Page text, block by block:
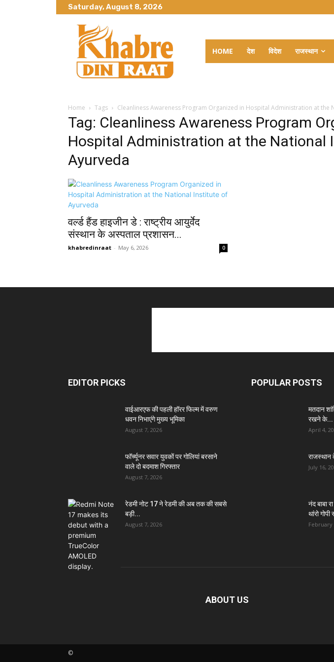
Saturday, August 8, 2026
HOME देश विदेश राजस्थान
Home Tags Cleanliness Awareness Program Organized in Hospital Administration at the
Tag: Cleanliness Awareness Program
Hospital Administration at the National
Ayurveda
वर्ल्ड हैंड हाइजीन डे : राष्ट्रीय आयुर्वेद
संस्थान के अस्पताल प्रशासन...
khabredinraat - May 6, 2026 0
EDITOR PICKS
वाईआरएफ की पहली हॉरर फिल्म में वरुण
धवन निभाएंगे मुख्य भूमिका
August 7, 2026
फॉर्च्यूनर सवार युवकों पर गोलियां बरसाने
वाले दो बदमाश गिरफ्तार
August 7, 2026
रेडमी नोट 17 ने रेडमी की अब तक की सबसे
बड़ी...
August 7, 2026
POPULAR POSTS
मतदान
रखने के...
April 4,
राजस्थान
July 16,
नंद बाबा
थांरो
February
ABOUT US
©